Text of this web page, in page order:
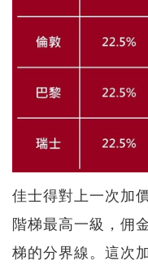
佳士得對上一次加
階梯最高一級，佣
梯的分界線。這次